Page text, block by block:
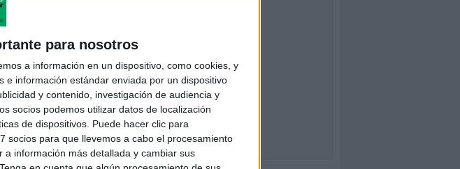
para nosotros
a información en un dispositivo, como cookies, y
e información estándar enviada por un dispositivo
y contenido, investigación de audiencia y
socios podemos utilizar datos de localización
de dispositivos. Puede hacer clic para
socios para que llevemos a cabo el procesamiento
información más detallada y cambiar sus